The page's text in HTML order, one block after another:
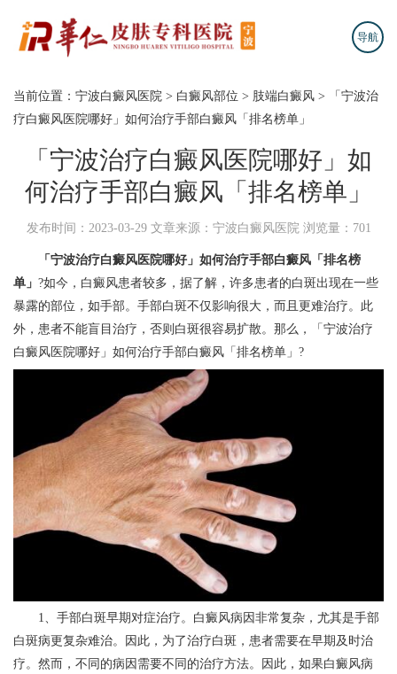
导航
当前位置： 宁波白癜风医院 > 白癜风部位 > 肢端白癜风 >
「宁波治
疗白癜风医院哪好」如何治疗手部白癜风「排名榜单」
「宁波治疗白癜风医院哪好」如
何治疗手部白癜风「排名榜单」
发布时间：2023-03-29 文章来源：宁波白癜风医院 浏览量：701
「宁波治疗白癜风医院哪好」如何治疗手部白癜风「排名榜
单」 ?如今，白癜风患者较多，据了解，许多患者的白斑出现在一些
暴露的部位，如手部。手部白斑不仅影响很大，而且更难治疗。此
外，患者不能盲目治疗，否则白斑很容易扩散。那么，「宁波治疗
白癜风医院哪好」如何治疗手部白癜风「排名榜单」?
1、手部白斑早期对症治疗。白癜风病因非常复杂，尤其是手部
白斑病更复杂难治。因此，为了治疗白斑，患者需要在早期及时治
疗。然而，不同的病因需要不同的治疗方法。因此，如果白癜风病